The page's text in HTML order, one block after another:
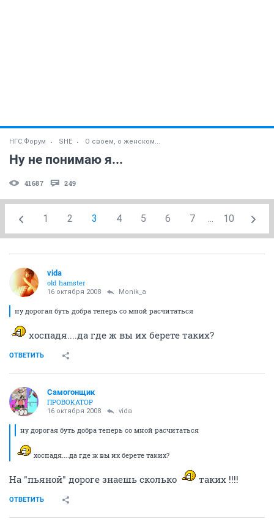
НГС.Форум SHE О своем, о женском...
Ну не понимаю я...
41687 249
1 2 3 4 5 6 7 ... 10
vida
old hamster
16 октября 2008 Monik_a
ну дорогая буть добра теперь со мной расчитаться
хоспадя....да где ж вы их берете таких?
ОТВЕТИТЬ
Самогонщик
ПРОВОКАТОР
16 октября 2008 vida
ну дорогая буть добра теперь со мной расчитаться
хоспадя....да где ж вы их берете таких?
На "пьяной" дороге знаешь сколько таких !!!!
ОТВЕТИТЬ